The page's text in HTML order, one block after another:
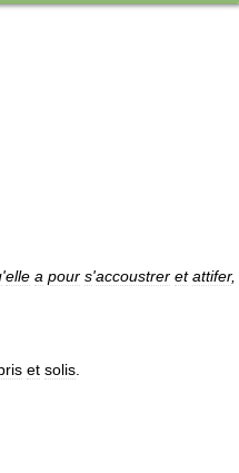
'elle a pour s'accoustrer et attifer,
et solis